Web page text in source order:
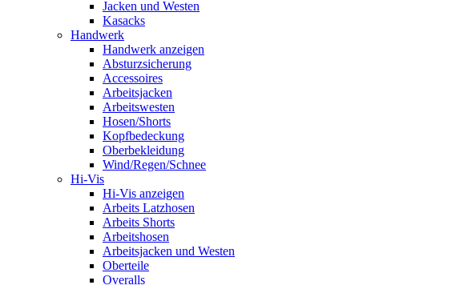
Jacken und Westen
Kasacks
Handwerk
Handwerk anzeigen
Absturzsicherung
Accessoires
Arbeitsjacken
Arbeitswesten
Hosen/Shorts
Kopfbedeckung
Oberbekleidung
Wind/Regen/Schnee
Hi-Vis
Hi-Vis anzeigen
Arbeits Latzhosen
Arbeits Shorts
Arbeitshosen
Arbeitsjacken und Westen
Oberteile
Overalls